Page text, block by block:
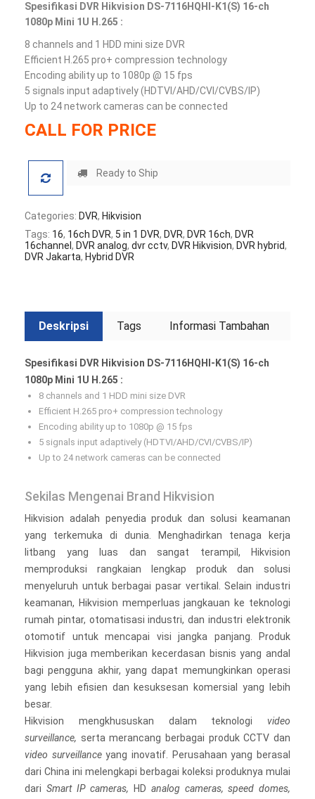
Spesifikasi DVR Hikvision DS-7116HQHI-K1(S) 16-ch
1080p Mini 1U H.265 :
8 channels and 1 HDD mini size DVR
Efficient H.265 pro+ compression technology
Encoding ability up to 1080p @ 15 fps
5 signals input adaptively (HDTVI/AHD/CVI/CVBS/IP)
Up to 24 network cameras can be connected
CALL FOR PRICE
Ready to Ship
Categories: DVR, Hikvision
Tags: 16, 16ch DVR, 5 in 1 DVR, DVR, DVR 16ch, DVR
16channel , DVR analog, dvr cctv, DVR Hikvision, DVR hybrid,
DVR Jakarta, Hybrid DVR
Deskripsi Tags Informasi Tambahan
Spesifikasi DVR Hikvision DS-7116HQHI-K1(S) 16-ch
1080p Mini 1U H.265 :
8 channels and 1 HDD mini size DVR
Efficient H.265 pro+ compression technology
Encoding ability up to 1080p @ 15 fps
5 signals input adaptively (HDTVI/AHD/CVI/CVBS/IP)
Up to 24 network cameras can be connected
Sekilas Mengenai Brand Hikvision
Hikvision adalah penyedia produk dan solusi keamanan
yang terkemuka di dunia. Menghadirkan tenaga kerja
litbang yang luas dan sangat terampil, Hikvision
memproduksi rangkaian lengkap produk dan solusi
menyeluruh untuk berbagai pasar vertikal. Selain industri
keamanan, Hikvision memperluas jangkauan ke teknologi
rumah pintar, otomatisasi industri, dan industri elektronik
otomotif untuk mencapai visi jangka panjang. Produk
Hikvision juga memberikan kecerdasan bisnis yang andal
bagi pengguna akhir, yang dapat memungkinkan operasi
yang lebih efisien dan kesuksesan komersial yang lebih
besar.
Hikvision mengkhususkan dalam teknologi video
surveillance, serta merancang berbagai produk CCTV dan
video surveillanceyang inovatif. Perusahaan yang berasal
dari China ini melengkapi berbagai koleksi produknya mulai
dari Smart IP cameras, HD analog cameras, speed domes,